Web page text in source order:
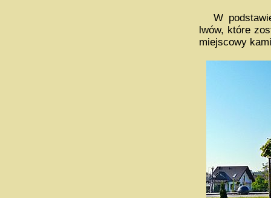
W
lwów, które
miejscowy